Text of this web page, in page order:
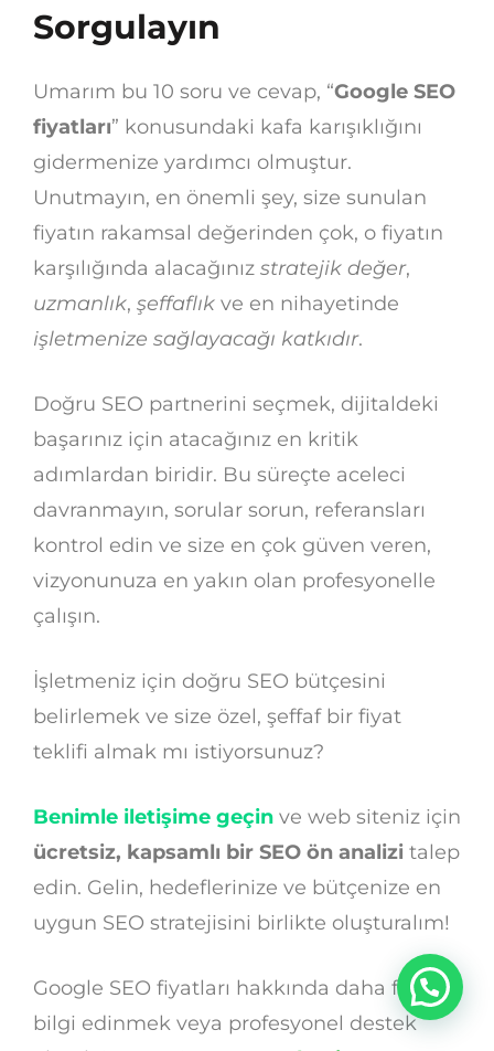
Sorgulayın
Umarım bu 10 soru ve cevap, “Google SEO
fiyatları” konusundaki kafa karışıklığını
gidermenize yardımcı olmuştur.
Unutmayın, en önemli şey, size sunulan
fiyatın rakamsal değerinden çok, o fiyatın
karşılığında alacağınız stratejik değer,
uzmanlık, şeffaflık ve en nihayetinde
işletmenize sağlayacağı katkıdır.
Doğru SEO partnerini seçmek, dijitaldeki
başarınız için atacağınız en kritik
adımlardan biridir. Bu süreçte aceleci
davranmayın, sorular sorun, referansları
kontrol edin ve size en çok güven veren,
vizyonunuza en yakın olan profesyonelle
çalışın.
İşletmeniz için doğru SEO bütçesini
belirlemek ve size özel, şeffaf bir fiyat
teklifi almak mı istiyorsunuz?
Benimle iletişime geçin ve web siteniz için
ücretsiz, kapsamlı bir SEO ön analizi talep
edin. Gelin, hedeflerinize ve bütçenize en
uygun SEO stratejisini birlikte oluşturalım!
Google SEO fiyatları hakkında daha fazla
bilgi edinmek veya profesyonel destek